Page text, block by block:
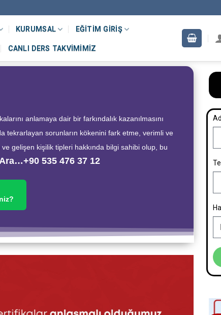
KURUMSAL EĞITIM GIRIŞ
CANLI DERS TAKVIMIMIZ
anlamaya dair bir farkındalık kazanılmasını
tekrarlayan sorunların kökenini fark etme, verimli ve
gelişen kişilik tipleri hakkında bilgi sahibi olup, bu
535 476 37 12